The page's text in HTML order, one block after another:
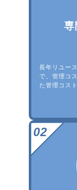
専
長年リユー
で、管理コ
た管理コス